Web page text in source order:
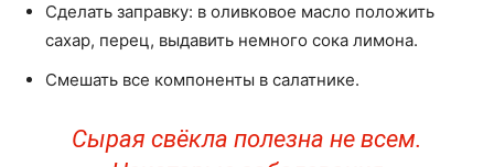
Сделать заправку: в оливковое масло положить
сахар, перец, выдавить немного сока лимона.
Смешать все компоненты в салатнике.
Сырая свёкла полезна не всем.